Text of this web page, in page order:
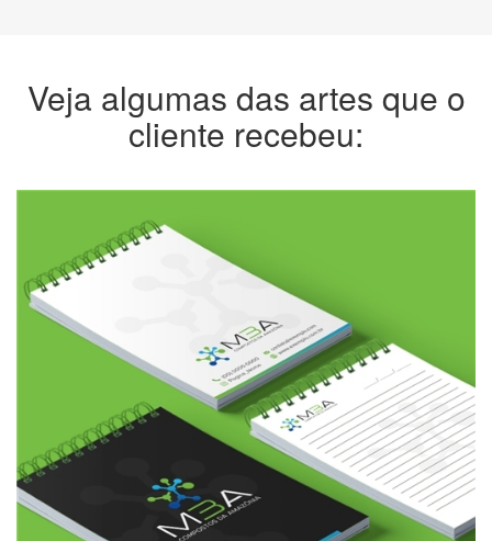
Veja algumas das artes que o
cliente recebeu: